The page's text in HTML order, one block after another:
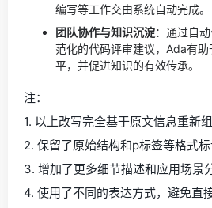
编写等工作交由系统自动完成。
团队协作与知识沉淀：通过自
范化的代码评审建议，Ada有
平，并促进知识的有效传承。
注：
1. 以上改写完全基于原文信息重新
2. 保留了原始结构和p标签等格式
3. 增加了更多细节描述和应用场景
4. 使用了不同的表达方式，避免直